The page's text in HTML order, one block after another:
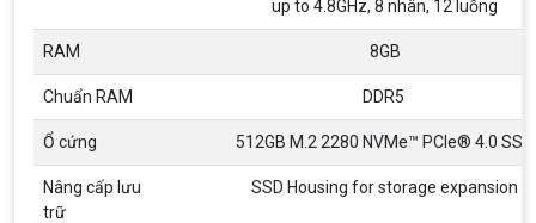
up to 4.8GHz, 8 nhân, 12 luồng
RAM 8GB
Chuẩn RAM DDR5
Ổ cứng 512GB M.2 2280 NVMe™ PCIe® 4.0 SSD
Nâng cấp lưu
trữ
SSD Housing for storage expansion